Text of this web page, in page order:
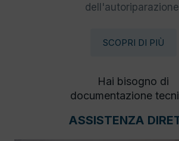
SCOPRI DI PIÙ
Hai bisogno di
documentazione
ASSISTENZA